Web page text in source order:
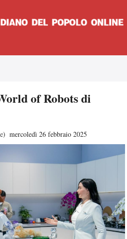
of Robots di
) mercoledì 26 febbraio 2025